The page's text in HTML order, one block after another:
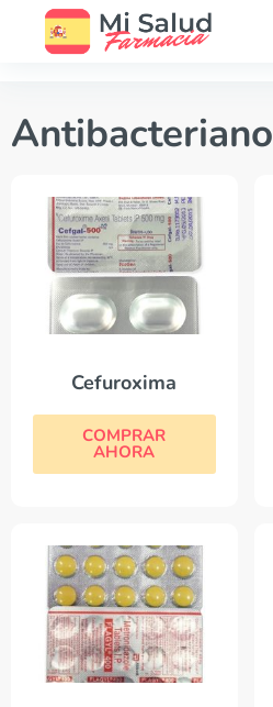
Antibacteriano
Cefuroxima
COMPRAR
AHORA